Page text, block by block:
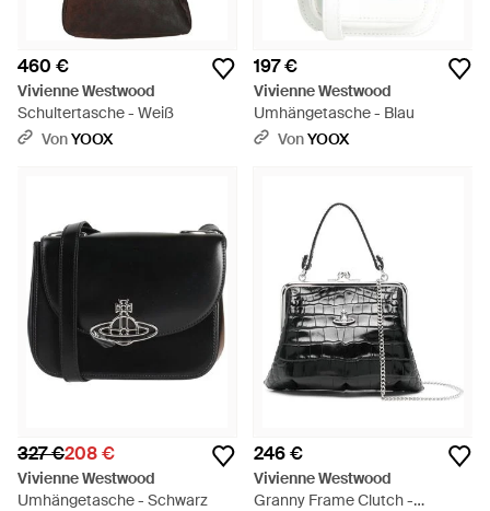
460 €
Vivienne Westwood
Schultertasche - Weiß
VonYOOX
197 €
Vivienne Westwood
Umhängetasche - Blau
VonYOOX
327 €208 €
Vivienne Westwood
Umhängetasche - Schwarz
246 €
Vivienne Westwood
Granny Frame Clutch -